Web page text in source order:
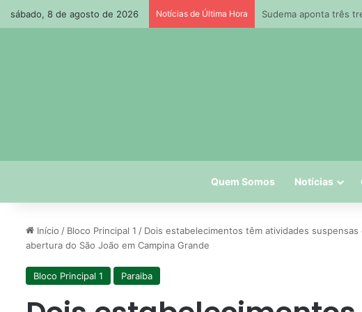
sábado, 8 de agosto de 2026 Notícias de Última Hora Petrobras manterá
Quem Somos Notícias
Início / Bloco Principal 1 / Dois estabelecimentos têm atividades
abertura do São João em Campina Grande
Bloco Principal 1 Paraiba